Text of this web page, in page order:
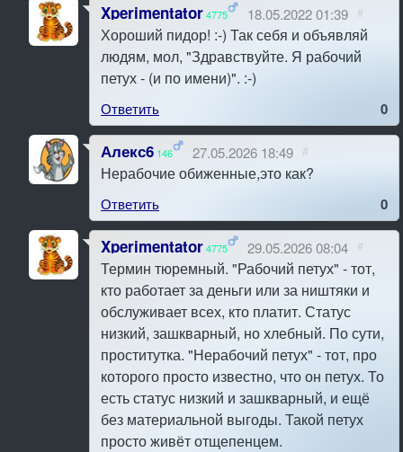
Xperimentator4775 18.05.2022 01:39 #
Хороший пидор! :-) Так себя и объявляй
людям, мол, "Здравствуйте. Я рабочий
петух - (и по имени)". :-)
Ответить 0
Алекс6 146 27.05.2026 18:49 #
Нерабочие обиженные,это как?
Ответить 0
Xperimentator4775 29.05.2026 08:04 #
Термин тюремный. "Рабочий петух" - тот,
кто работает за деньги или за ништяки и
обслуживает всех, кто платит. Статус
низкий, зашкварный, но хлебный. По сути,
проститутка. "Нерабочий петух" - тот, про
которого просто известно, что он петух. То
есть статус низкий и зашкварный, и ещё
без материальной выгоды. Такой петух
просто живёт отщепенцем.